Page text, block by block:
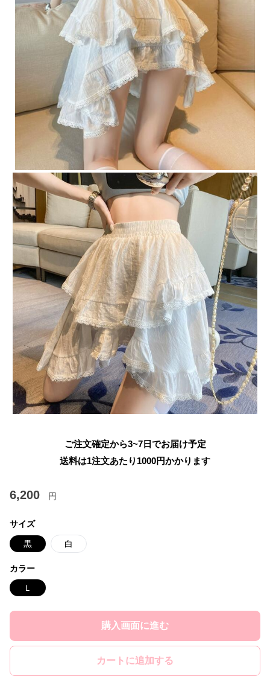
ご注文確定から3~7日でお届け予定
送料は1注文あたり 1000円かかります
6,200 円
サイズ
黒 白
カラー
Ｌ
購入画面に進む
カートに追加する